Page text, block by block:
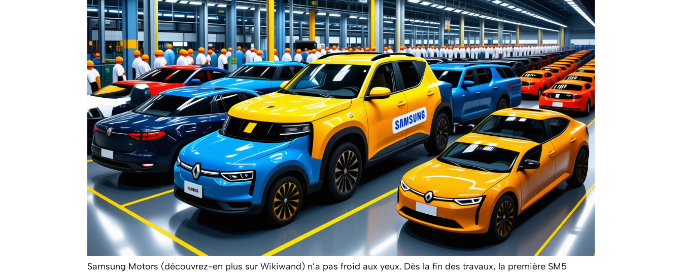
Samsung Motors (découvrez-en plus sur Wikiwand) n’a pas froid aux yeux. Dès la fin des travaux, la première SM5